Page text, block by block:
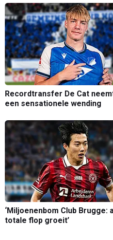
Recordtransfer De Cat
een sensationele wending
‘Miljoenenbom Club Brugge:
totale flop groeit’